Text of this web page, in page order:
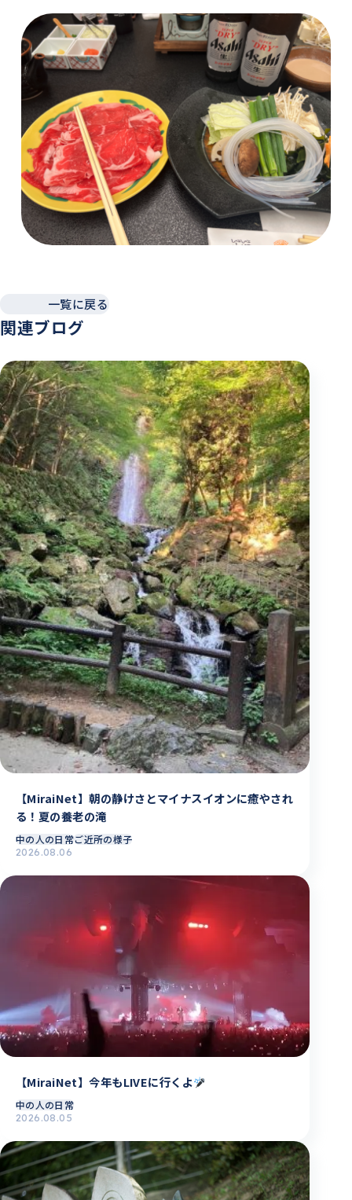
一覧に戻る
関連ブログ
【MiraiNet】朝の静けさとマイナスイオンに癒やされ
る！夏の養老の滝
中の人の日常ご近所の様子
2026.08.06
【MiraiNet】今年もLIVEに行くよ
中の人の日常
2026.08.05